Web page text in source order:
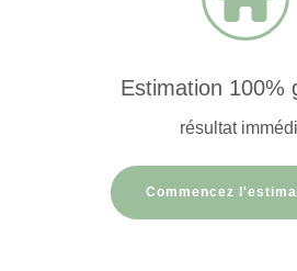
Estimation 100%
résultat
Commencez